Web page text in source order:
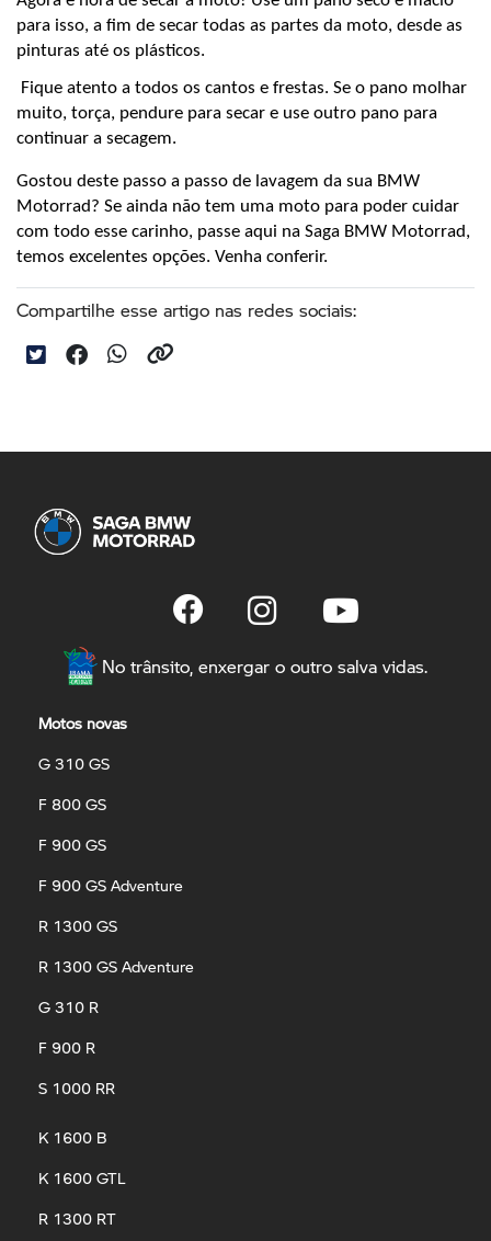
para isso, a fim de secar todas as partes da moto, desde as
pinturas até os plásticos.
Fique atento a todos os cantos e frestas. Se o pano molhar
muito, torça, pendure para secar e use outro pano para
continuar a secagem.
Gostou deste passo a passo de lavagem da sua BMW
Motorrad? Se ainda não tem uma moto para poder cuidar
com todo esse carinho, passe aqui na Saga BMW Motorrad,
temos excelentes opções. Venha conferir.
Compartilhe esse artigo nas redes sociais:
No trânsito, enxergar o outro salva vidas.
Motos novas
G 310 GS
F 800 GS
F 900 GS
F 900 GS Adventure
R 1300 GS
R 1300 GS Adventure
G 310 R
F 900 R
S 1000 RR
K 1600 B
K 1600 GTL
R 1300 RT